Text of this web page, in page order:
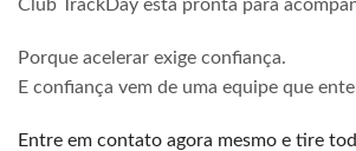
Club TrackDay está pronta para
Porque acelerar exige confiança.
E confiança vem de uma equipe que
Entre em contato agora mesmo e tire